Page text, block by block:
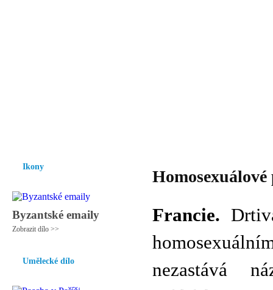
Ikony
Byzantské emaily
Zobrazit dílo >>
Umělecké dílo
Francie.
nezastává